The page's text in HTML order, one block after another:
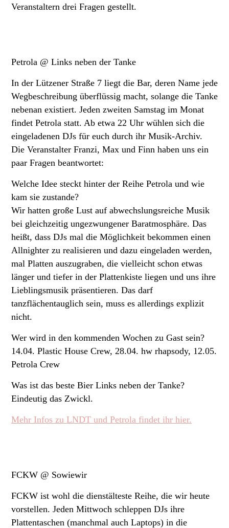
Veranstaltern drei Fragen gestellt.
Petrola @ Links neben der Tanke
In der Lützener Straße 7 liegt die Bar, deren Name jede
Wegbeschreibung überflüssig macht, solange die Tanke
nebenan existiert. Jeden zweiten Samstag im Monat
findet Petrola statt. Ab etwa 22 Uhr wühlen sich die
eingeladenen DJs für euch durch ihr Musik-Archiv.
Die Veranstalter Franzi, Max und Finn haben uns ein
paar Fragen beantwortet:
Welche Idee steckt hinter der Reihe Petrola und wie
kam sie zustande?
Wir hatten große Lust auf abwechslungsreiche Musik
bei gleichzeitig ungezwungener Baratmosphäre. Das
heißt, dass DJs mal die Möglichkeit bekommen einen
Allnighter zu realisieren und dazu eingeladen werden,
mal Platten auszugraben, die vielleicht schon etwas
länger und tiefer in der Plattenkiste liegen und uns ihre
Lieblingsmusik präsentieren. Das darf
tanzflächentauglich sein, muss es allerdings explizit
nicht.
Wer wird in den kommenden Wochen zu Gast sein?
14.04. Plastic House Crew, 28.04. hw rhapsody, 12.05.
Petrola Crew
Was ist das beste Bier Links neben der Tanke?
Eindeutig das Zwickl.
Mehr Infos zu LNDT und Petrola findet ihr hier.
FCKW @ Sowiewir
FCKW ist wohl die dienstälteste Reihe, die wir heute
vorstellen. Jeden Mittwoch schleppen DJs ihre
Plattentaschen (manchmal auch Laptops) in die